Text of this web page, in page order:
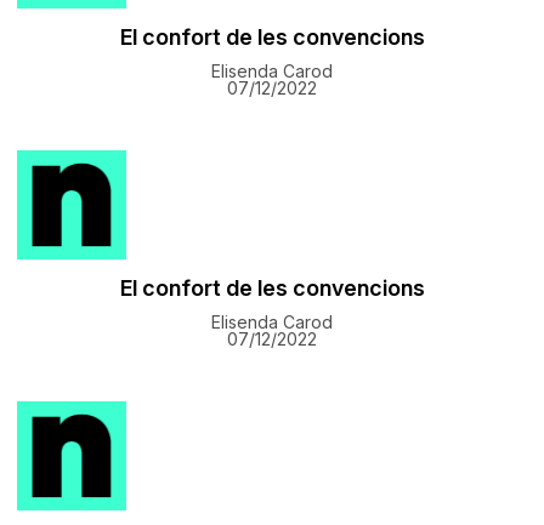
El confort de les convencions
Elisenda Carod
07/12/2022
El confort de les convencions
Elisenda Carod
07/12/2022